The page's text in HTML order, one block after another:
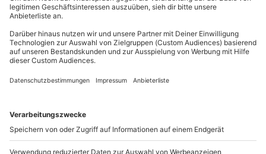
Mo-Fr: 8-20 Uhr | Sa: 10-16 Uhr
Du möchtest als Firma bestellen?
Sichere Dir attraktive Firmenkunden Vorteile.
Mo-Fr: 9-17 Uhr
b2b@mydays.de